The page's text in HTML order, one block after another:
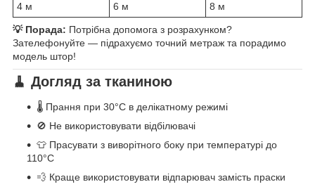
4 м
6 м 8 м
💡 Порада: Потрібна допомога з розрахунком?
Зателефонуйте — підрахуємо точний метраж та порадимо
модель штор!
🧹 Догляд за тканиною
🌡️ Прання при 30°C в делікатному режимі
🚫 Не використовувати відбілювачі
👕 Прасувати з виворітного боку при температурі до
110°C
💨 Краще використовувати відпарювач замість праски